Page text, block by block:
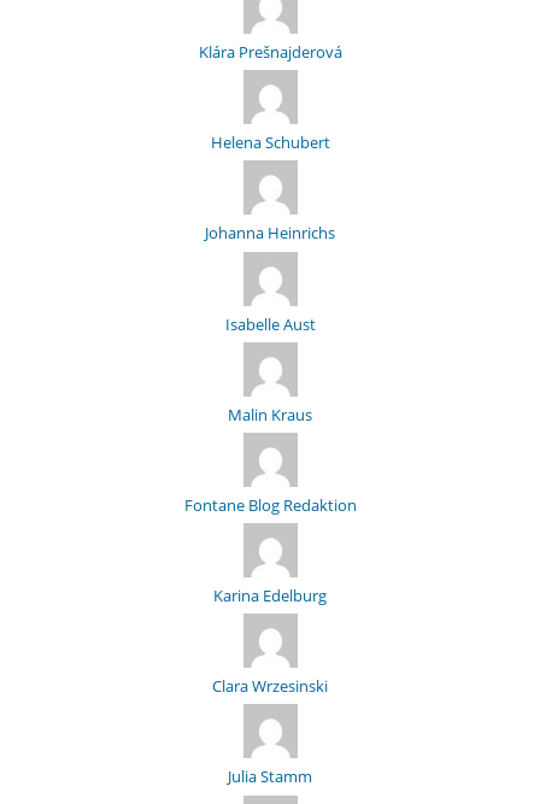
Klára Prešnajderová
Helena Schubert
Johanna Heinrichs
Isabelle Aust
Malin Kraus
Fontane Blog Redaktion
Karina Edelburg
Clara Wrzesinski
Julia Stamm